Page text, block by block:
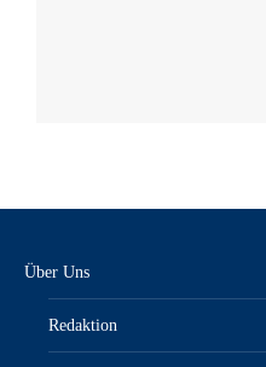
Über Uns
Redaktion